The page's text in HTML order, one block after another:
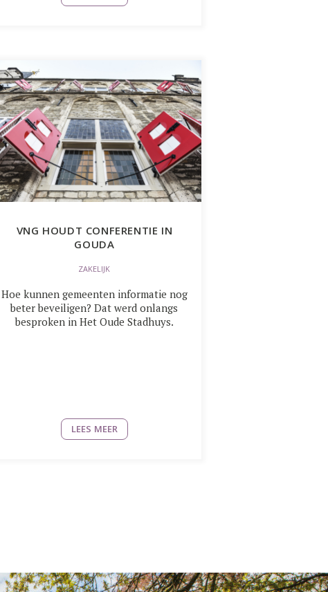
VNG HOUDT CONFERENTIE IN
GOUDA
ZAKELIJK
Hoe kunnen gemeenten informatie nog
beter beveiligen? Dat werd onlangs
besproken in Het Oude Stadhuys.
LEES MEER